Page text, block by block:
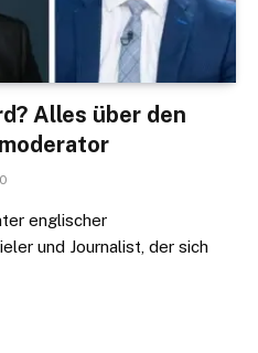
Alles über den
0
englischer
und Journalist, der sich